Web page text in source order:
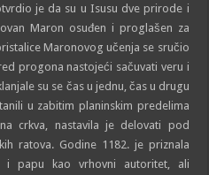
je da su u Isusu dve prirode i
Maron osuđen i proglašen za
Maronovog učenja se sručio
progona nastojeći sačuvati veru i
su se čas u jednu, čas u drugu
u zabitim planinskim predelima
crkva, nastavila je delovati pod
ratova. Godine 1182. je priznala
i papu kao vrhovni autoritet, ali